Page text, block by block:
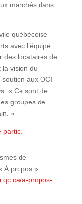
marchés dans
québécoise
avec l’équipe
des locataires de
la vision du
aux OCI
« Ce sont de
groupes de
»
partie.
de
À propos ».
a-propos-